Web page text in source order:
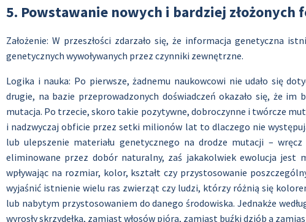
5. Powstawanie nowych i bardziej
Założenie: W przeszłości zdarzało się, że informacja genetyczna
genetycznych wywoływanych przez czynniki zewnętrzne.
Logika i nauka: Po pierwsze, żadnemu naukowcowi nie udało się
drugie, na bazie przeprowadzonych doświadczeń okazało się, że
mutacja. Po trzecie, skoro takie pozytywne, dobroczynne i twórcze
i nadzwyczaj obficie przez setki milionów lat to dlaczego nie
lub ulepszenie materiału genetycznego na drodze mutacji –
eliminowane przez dobór naturalny, zaś jakakolwiek ewolucja jest
wpływając na rozmiar, kolor, kształt czy przystosowanie
wyjaśnić istnienie wielu ras zwierząt czy ludzi, którzy różnią się
lub nabytym przystosowaniem do danego środowiska. Jednakże
wyrosły skrzydełka, zamiast włosów pióra, zamiast buźki dziób a